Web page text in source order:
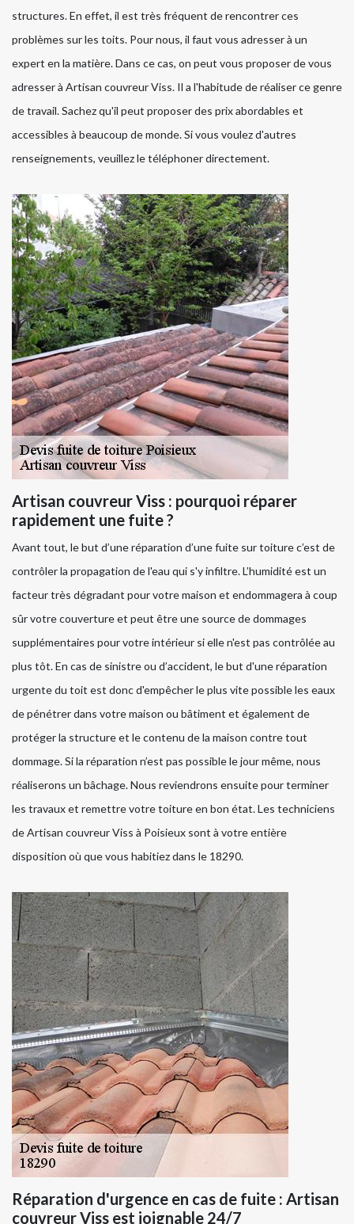
structures. En effet, il est très fréquent de rencontrer ces
problèmes sur les toits. Pour nous, il faut vous adresser à un
expert en la matière. Dans ce cas, on peut vous proposer de vous
adresser à Artisan couvreur Viss. Il a l'habitude de réaliser ce genre
de travail. Sachez qu'il peut proposer des prix abordables et
accessibles à beaucoup de monde. Si vous voulez d'autres
renseignements, veuillez le téléphoner directement.
Artisan couvreur Viss : pourquoi réparer
rapidement une fuite ?
Avant tout, le but d’une réparation d’une fuite sur toiture c’est de
contrôler la propagation de l'eau qui s'y infiltre. L’humidité est un
facteur très dégradant pour votre maison et endommagera à coup
sûr votre couverture et peut être une source de dommages
supplémentaires pour votre intérieur si elle n'est pas contrôlée au
plus tôt. En cas de sinistre ou d’accident, le but d'une réparation
urgente du toit est donc d'empêcher le plus vite possible les eaux
de pénétrer dans votre maison ou bâtiment et également de
protéger la structure et le contenu de la maison contre tout
dommage. Si la réparation n’est pas possible le jour même, nous
réaliserons un bâchage. Nous reviendrons ensuite pour terminer
les travaux et remettre votre toiture en bon état. Les techniciens
de Artisan couvreur Viss à Poisieux sont à votre entière
disposition où que vous habitiez dans le 18290.
Réparation d'urgence en cas de fuite : Artisan
couvreur Viss est joignable 24/7